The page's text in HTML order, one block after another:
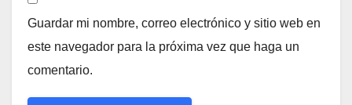
Guardar mi nombre, correo electrónico y sitio web en
este navegador para la próxima vez que haga un
comentario.